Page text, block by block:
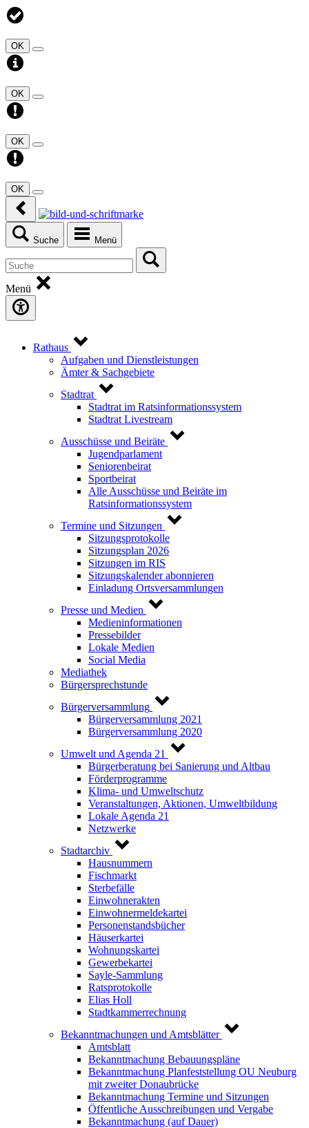
OK
OK
OK
OK
Suche Menü
Menü
Rathaus
Aufgaben und Dienstleistungen
Ämter & Sachgebiete
Stadtrat
Stadtrat im Ratsinformationssystem
Stadtrat Livestream
Ausschüsse und Beiräte
Jugendparlament
Seniorenbeirat
Sportbeirat
Alle Ausschüsse und Beiräte im
Ratsinformationssystem
Termine und Sitzungen
Sitzungsprotokolle
Sitzungsplan 2026
Sitzungen im RIS
Sitzungskalender abonnieren
Einladung Ortsversammlungen
Presse und Medien
Medieninformationen
Pressebilder
Lokale Medien
Social Media
Mediathek
Bürgersprechstunde
Bürgerversammlung
Bürgerversammlung 2021
Bürgerversammlung 2020
Umwelt und Agenda 21
Bürgerberatung bei Sanierung und Altbau
Förderprogramme
Klima- und Umweltschutz
Veranstaltungen, Aktionen, Umweltbildung
Lokale Agenda 21
Netzwerke
Stadtarchiv
Hausnummern
Fischmarkt
Sterbefälle
Einwohnerakten
Einwohnermeldekartei
Personenstandsbücher
Häuserkartei
Wohnungskartei
Gewerbekartei
Sayle-Sammlung
Ratsprotokolle
Elias Holl
Stadtkammerrechnung
Bekanntmachungen und Amtsblätter
Amtsblatt
Bekanntmachung Bebauungspläne
Bekanntmachung Planfeststellung OU Neuburg
mit zweiter Donaubrücke
Bekanntmachung Termine und Sitzungen
Öffentliche Ausschreibungen und Vergabe
Bekanntmachung (auf Dauer)